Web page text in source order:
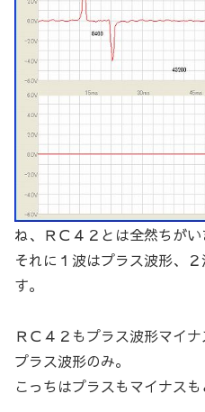
ね、ＲＣ４２とは全然ちがい
それに１波はプラス波形、
す。
ＲＣ４２もプラス波形マイ
プラス波形のみ。
こっちはプラスもマイナスも